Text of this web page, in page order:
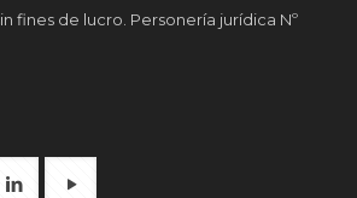
fines de lucro. Personería jurídica Nº